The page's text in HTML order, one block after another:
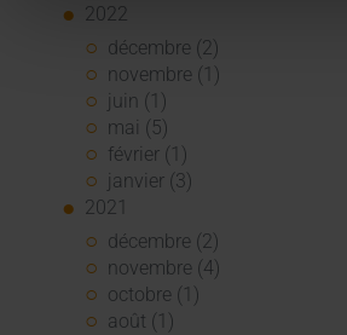
2022
décembre (2)
novembre (1)
juin (1)
mai (5)
février (1)
janvier (3)
2021
décembre (2)
novembre (4)
octobre (1)
août (1)